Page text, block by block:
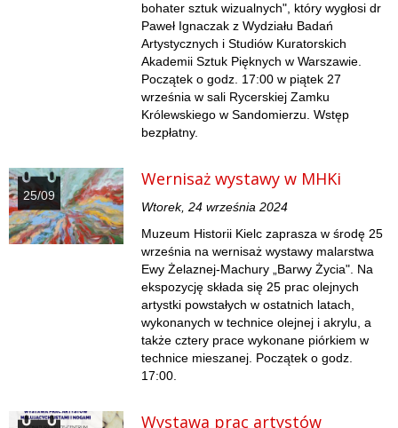
bohater sztuk wizualnych", który wygłosi dr
Paweł Ignaczak z Wydziału Badań
Artystycznych i Studiów Kuratorskich
Akademii Sztuk Pięknych w Warszawie.
Początek o godz. 17:00 w piątek 27
września w sali Rycerskiej Zamku
Królewskiego w Sandomierzu. Wstęp
bezpłatny.
25/09
Wernisaż wystawy w MHKi
Wtorek, 24 września 2024
Muzeum Historii Kielc zaprasza w środę 25
września na wernisaż wystawy malarstwa
Ewy Żelaznej-Machury „Barwy Życia". Na
ekspozycję składa się 25 prac olejnych
artystki powstałych w ostatnich latach,
wykonanych w technice olejnej i akrylu, a
także cztery prace wykonane piórkiem w
technice mieszanej. Początek o godz.
17:00.
Wystawa prac artystów